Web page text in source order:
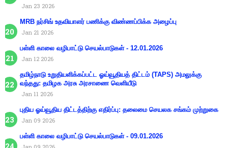
Jan 23 2026
MRB நர்சிங் உதவியாளர் பணிக்கு விண்ணப்பிக்க அழைப்பு
Jan 21 2026
பள்ளி காலை வழிபாட்டு செயல்பாடுகள் - 12.01.2026
Jan 12 2026
தமிழ்நாடு உறுதியளிக்கப்பட்ட ஓய்வூதியத் திட்டம் (TAPS) அமலுக்கு
வந்தது: தமிழக அரசு அரசாணை வெளியீடு
Jan 11 2026
புதிய ஓய்வூதிய திட்டத்திற்கு எதிர்ப்பு: தலைமை செயலக சங்கம் முற்றுகை
Jan 09 2026
பள்ளி காலை வழிபாட்டு செயல்பாடுகள் - 09.01.2026